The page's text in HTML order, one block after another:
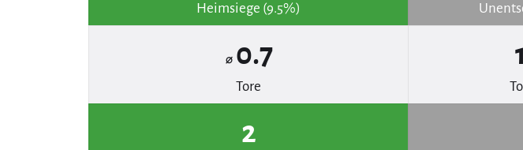
Heimsiege (9.5%)
⌀ 0.7
Tore
2